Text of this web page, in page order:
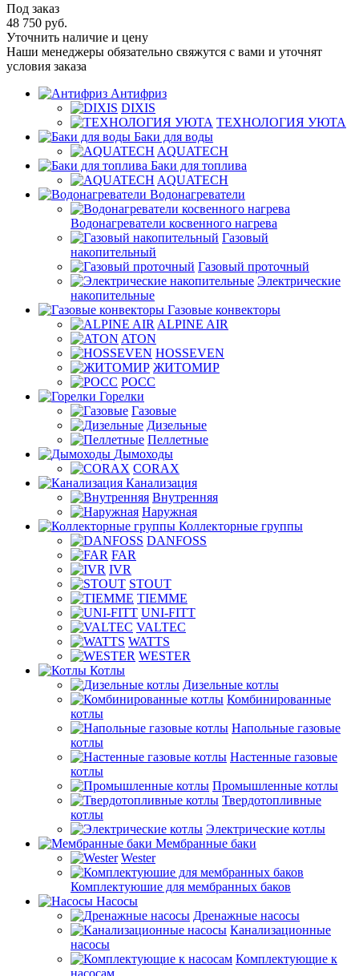
Под заказ
48 750 руб.
Уточнить наличие и цену
Наши менеджеры обязательно свяжутся с вами и уточнят
условия заказа
Антифриз
DIXIS
ТЕХНОЛОГИЯ УЮТА
Баки для воды
AQUATECH
Баки для топлива
AQUATECH
Водонагреватели
Водонагреватели косвенного нагрева
Газовый
накопительный
Газовый проточный
Электрические
накопительные
Газовые конвекторы
ALPINE AIR
ATON
HOSSEVEN
ЖИТОМИР
РОСС
Горелки
Газовые
Дизельные
Пеллетные
Дымоходы
CORAX
Канализация
Внутренняя
Наружная
Коллекторные группы
DANFOSS
FAR
IVR
STOUT
TIEMME
UNI-FITT
VALTEC
WATTS
WESTER
Котлы
Дизельные котлы
Комбинированные
котлы
Напольные газовые
котлы
Настенные газовые
котлы
Промышленные котлы
Твердотопливные
котлы
Электрические котлы
Мембранные баки
Wester
Комплектуюшие для мембранных баков
Насосы
Дренажные насосы
Канализационные
насосы
Комплектующие к
насосам